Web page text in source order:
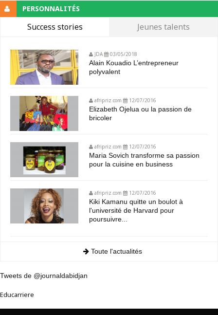
PERSONNALITÉS
Success stories Jeunes talents
JDA 03/05/2018
Alain Kouadio L’entrepreneur
polyvalent
afripriz.com 12/07/2016
Elizabeth Ojelua ou la passion de
bricoler
afripriz.com 12/07/2016
Maria Sovich transforme sa passion
pour la cuisine en business
afripriz.com 12/07/2016
Kiki Kamanu quitte un boulot à
l'université de Harvard pour
poursuivre...
Toute l'actualités
Tweets de @journaldabidjan
Educarriere